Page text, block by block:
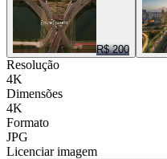
R$ 200
Resolução
4K
Dimensões
4K
Formato
JPG
Licenciar imagem